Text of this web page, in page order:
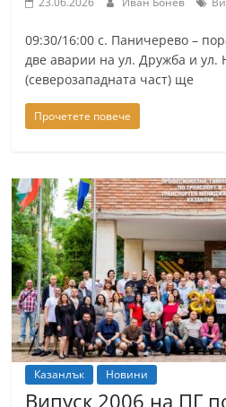
09:30/16:00 с. Паничерево –
две аварии на ул. Дружба и ул.
(северозападната част) ще
Прочетете повече
Казанлък Новини
Випуск 2006 на ПГ